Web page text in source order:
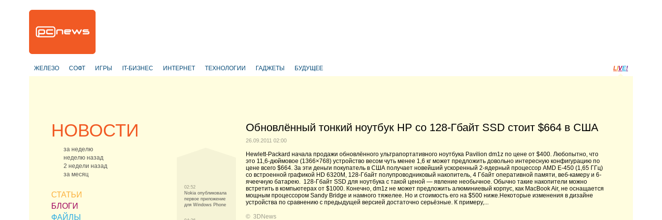
ЖЕЛЕЗО СОФТ ИГРЫ IT-БИЗНЕС ИНТЕРНЕТ ТЕХНОЛОГИИ ГАДЖЕТЫ БУДУЩЕЕ LIVE!
НОВОСТИ
за неделю
неделю назад
2 недели назад
за месяц
СТАТЬИ
БЛОГИ
ФАЙЛЫ
02:52
Nokia опубликовала
первое приложение
для Windows Phone
Обновлённый тонкий ноутбук HP со 128-Гбайт SSD стоит $664 в США
26.09.2011 02:00
Hewlett-Packard начала продажи обновлённого ультрапортативного ноутбука Pavilion dm1z по цене от $400. Любопытно, что
это 11,6-дюймовое (1366×768) устройство весом чуть менее 1,6 кг может предложить довольно интересную конфигурацию по
цене всего $664. За эти деньги покупатель в США получает новейший ускоренный 2-ядерный процессор AMD E-450 (1,65 ГГц)
со встроенной графикой HD 6320M, 128-Гбайт полупроводниковый накопитель, 4 Гбайт оперативной памяти, веб-камеру и 6-
ячеечную батарею. 128-Гбайт SSD для ноутбука с такой ценой — явление необычное. Обычно такие накопители можно
встретить в компьютерах от $1000. Конечно, dm1z не может предложить алюминиевый корпус, как MacBook Air, не оснащается
мощным процессором Sandy Bridge и намного тяжелее. Но и стоимость его на $500 ниже.Некоторые изменения в дизайне
устройства по сравнению с предыдущей версией достаточно серьёзные. К примеру,...
© 3DNews